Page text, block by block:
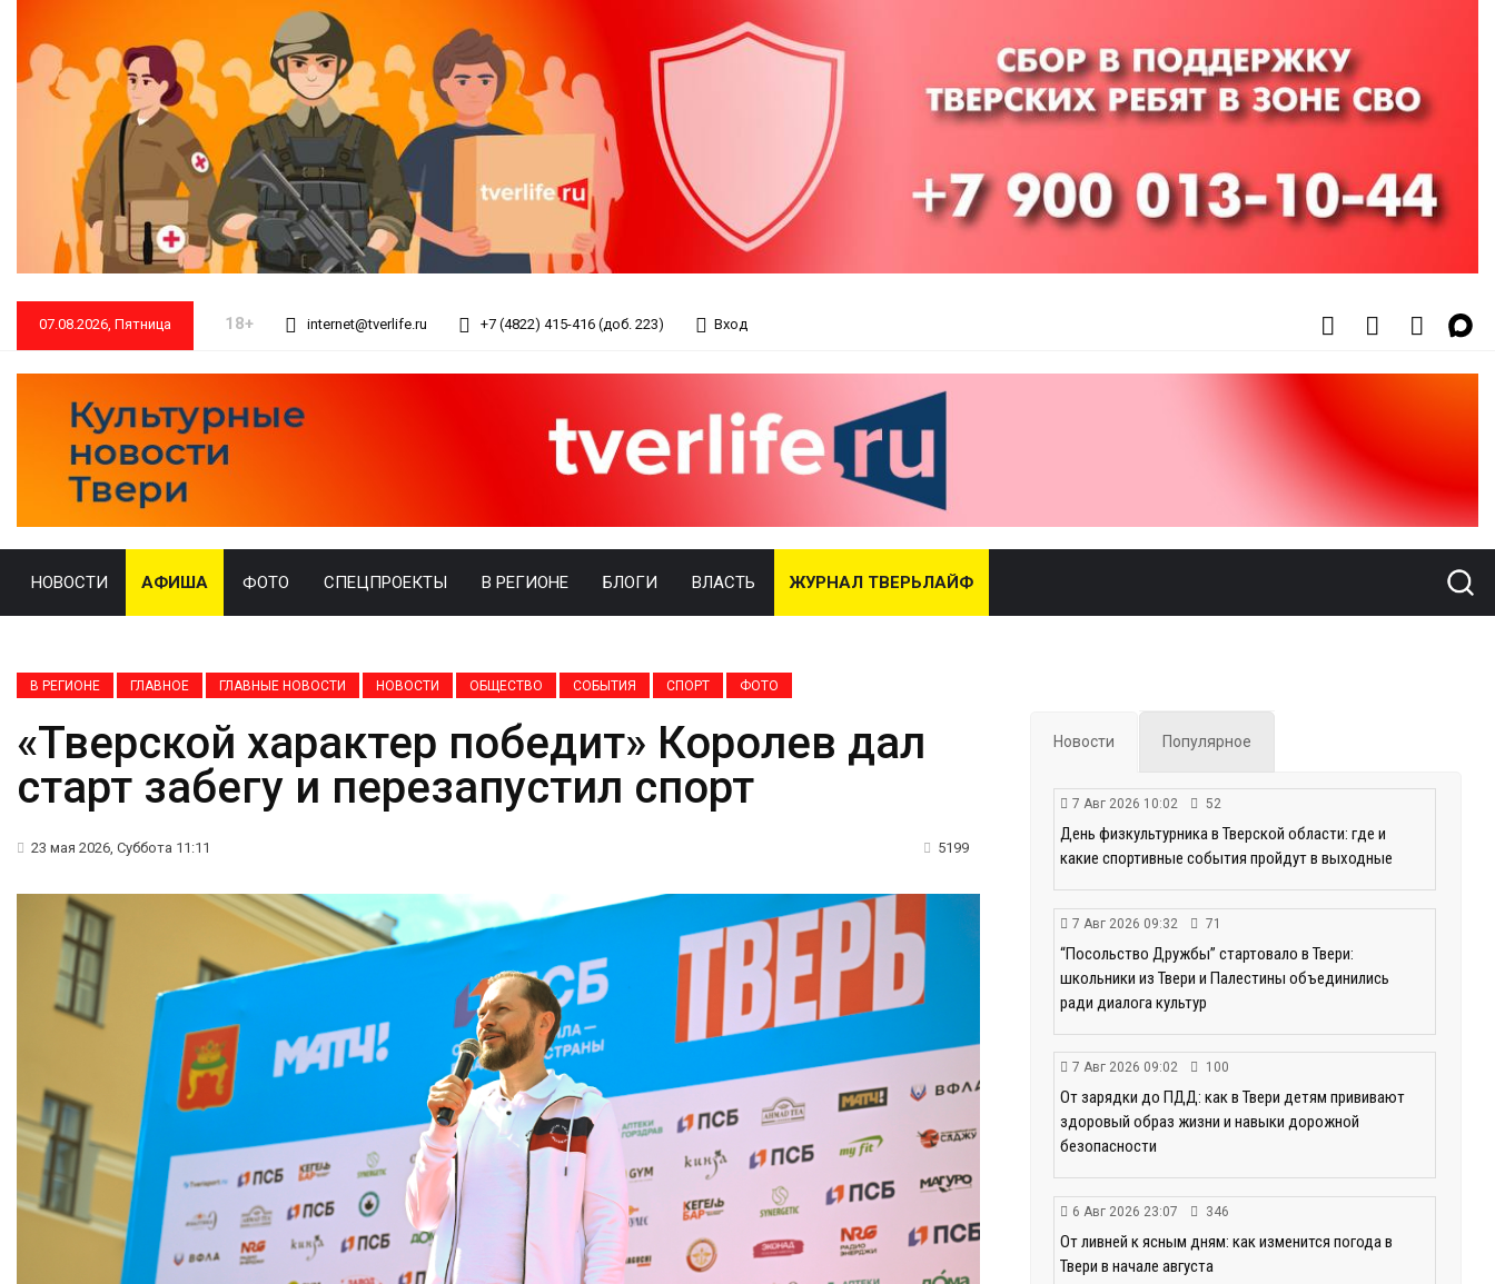
07.08.2026, Пятница 18+ internet@tverlife.ru +7 (4822) 415-416 (доб. 223) Вход
НОВОСТИ АФИША ФОТО СПЕЦПРОЕКТЫ В РЕГИОНЕ БЛОГИ ВЛАСТЬ ЖУРНАЛ ТВЕРЬЛАЙФ
В РЕГИОНЕ ГЛАВНОЕ ГЛАВНЫЕ НОВОСТИ НОВОСТИ ОБЩЕСТВО СОБЫТИЯ СПОРТ ФОТО
«Тверской характер победит» Королев дал
старт забегу и перезапустил спорт
23 мая 2026, Суббота 11:11 5199
Новости Популярное
7 Авг 2026 10:02 52
День физкультурника в Тверской области: где и
какие спортивные события пройдут в выходные
7 Авг 2026 09:32 71
“Посольство Дружбы” стартовало в Твери:
школьники из Твери и Палестины объединились
ради диалога культур
7 Авг 2026 09:02 100
От зарядки до ПДД: как в Твери детям прививают
здоровый образ жизни и навыки дорожной
безопасности
6 Авг 2026 23:07 346
От ливней к ясным дням: как изменится погода в
Твери в начале августа